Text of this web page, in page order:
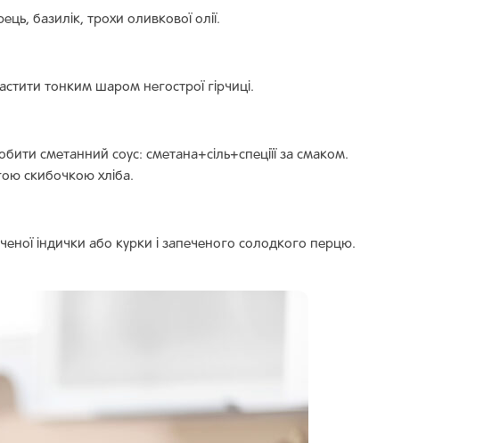
базилік, трохи оливкової олії.
тонким шаром негострої гірчиці.
сметанний соус: сметана+сіль+спеціїї за смаком.
скибочкою хліба.
індички або курки і запеченого солодкого перцю.